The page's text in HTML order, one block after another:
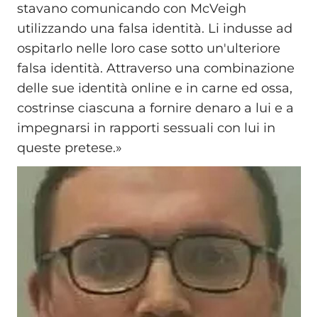
stavano comunicando con McVeigh
utilizzando una falsa identità. Li indusse ad
ospitarlo nelle loro case sotto un'ulteriore
falsa identità. Attraverso una combinazione
delle sue identità online e in carne ed ossa,
costrinse ciascuna a fornire denaro a lui e a
impegnarsi in rapporti sessuali con lui in
queste pretese.»